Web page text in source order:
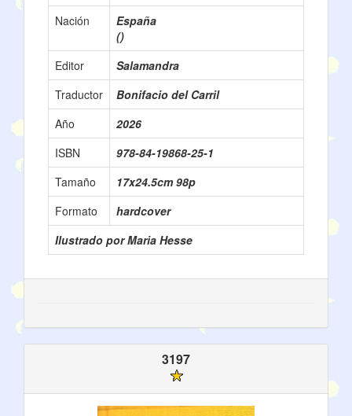
Nación
España
()
Editor
Salamandra
Traductor
Bonifacio del Carril
Año
2026
ISBN
978-84-19868-25-1
Tamaño
17x24.5cm 98p
Formato
hardcover
Ilustrado por Maria Hesse
3197